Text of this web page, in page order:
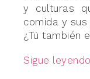
y culturas
comida y
¿Tú también
Sigue